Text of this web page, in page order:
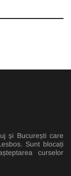
și București care
Sunt blocați
curselor